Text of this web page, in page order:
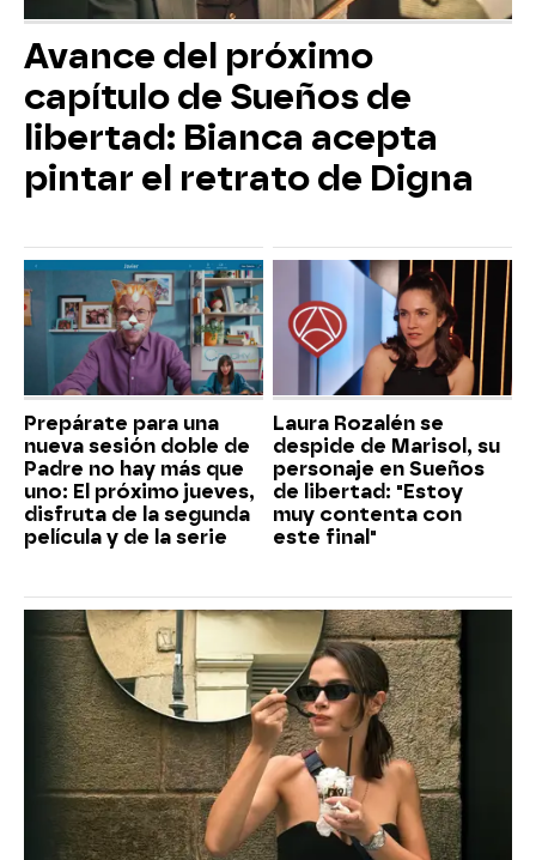
Avance del próximo
capítulo de Sueños de
libertad: Bianca acepta
pintar el retrato de Digna
Prepárate para una
nueva sesión doble de
Padre no hay más que
uno: El próximo jueves,
disfruta de la segunda
película y de la serie
Laura Rozalén se
despide de Marisol, su
personaje en Sueños
de libertad: "Estoy
muy contenta con
este final"